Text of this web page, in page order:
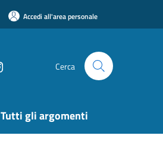
Accedi all'area personale
Cerca
Tutti gli argomenti